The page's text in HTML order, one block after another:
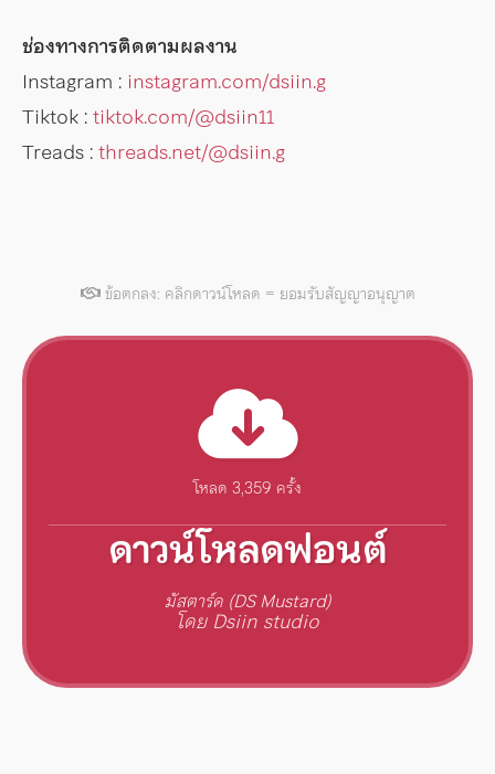
ช่องทางการติดตามผลงาน
Instagram : instagram.com/dsiin.g
Tiktok :tiktok.com/@dsiin11
Treads :threads.net/@dsiin.g
ข้อตกลง: คลิกดาวน์โหลด = ยอมรับสัญญาอนุญาต
โหลด 3,359 ครั้ง
ดาวน์โหลดฟอนต์
มัสตาร์ด (DS Mustard)
โดย Dsiin studio